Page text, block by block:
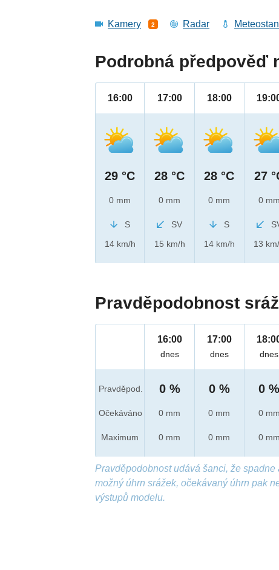
Kamery 2 Radar
Podrobná předpověď
16:00
29 °C
0 mm
S
14 km/h
17:00
28 °C
0 mm
SV
15 km/h
18:00
28 °C
0 mm
S
14 km/h
27
0 mm
13
Pravděpodobnost
Pravděpod.
Očekáváno
Maximum
16:00
dnes
0 %
0 mm
0 mm
17:00
dnes
0 %
0 mm
0 mm
dnes
0 %
0 mm
0 mm
Pravděpodobnost udává šanci, že
možný úhrn srážek, očekávaný úhrn pak
výstupů modelu.